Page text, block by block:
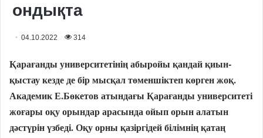
ондықта
04.10.2022 314
Қарағанды университетінің абыройы қандай қиын-
қыстау кезде де бір мысқал төменшіктеп көрген жоқ.
Академик Е.Бөкетов атындағы Қарағанды университеті
жоғары оқу орындар арасында ойып орын алатын
дәстүрін үзбеді. Оқу орны қазіргідей білімнің қатаң